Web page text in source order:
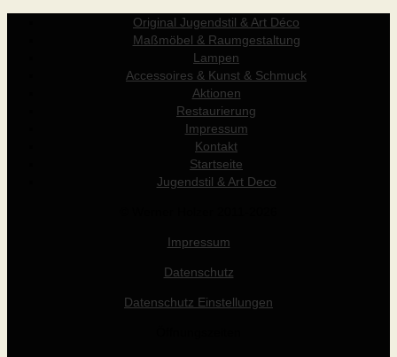
Original Jugendstil & Art Déco
Maßmöbel & Raumgestaltung
Lampen
Accessoires & Kunst & Schmuck
Aktionen
Restaurierung
Impressum
Kontakt
Startseite
Jugendstil & Art Deco
Impressum
Datenschutz
Datenschutz Einstellungen